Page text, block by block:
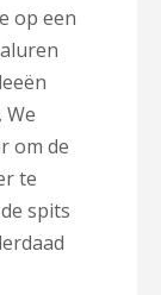
op een
We
om de
te
spits